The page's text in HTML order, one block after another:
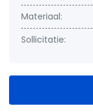
Materiaal:
Sollicitatie: